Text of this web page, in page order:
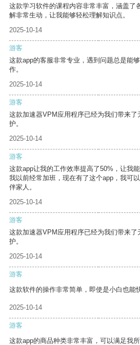
这款学习软件的课程内容非常丰富，涵盖了
解非常生动，让我能够轻松理解知识点。
2025-10-14
游客
这款app的客服非常专业，遇到问题总是能
作。
2025-10-14
游客
这款加速器VPM应用程序已经为我们带来
护。
2025-10-14
游客
这款app让我的工作效率提高了50%，让我
我以前经常加班，现在有了这个app，我可
伴家人。
2025-10-14
游客
这款加速器VPM应用程序已经为我们带来
护。
2025-10-14
游客
这款软件的操作非常简单，即使是小白也能
2025-10-14
游客
这款app的商品种类非常丰富，可以满足我所